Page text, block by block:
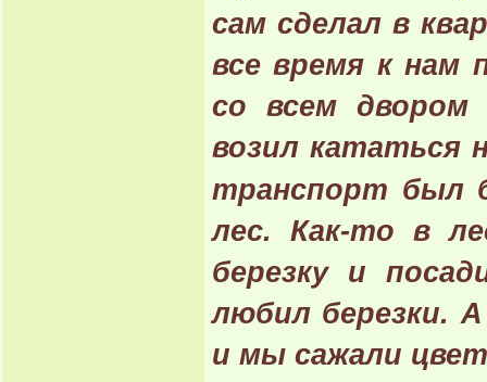
сам сделал в
все время к нам
со всем двором
возил кататься
транспорт был
лес. Как-то в
березку и
любил березки.
и мы сажали